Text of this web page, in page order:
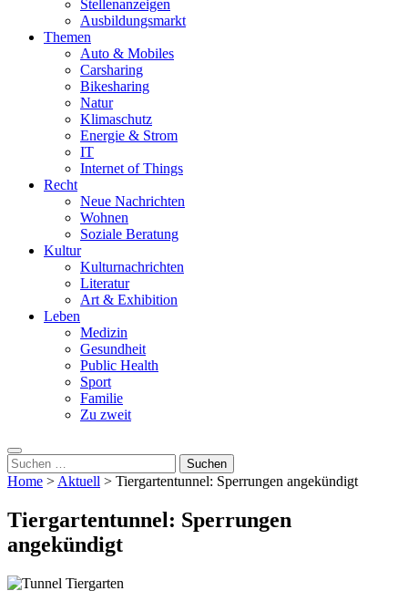
Stellenanzeigen
Ausbildungsmarkt
Themen
Auto & Mobiles
Carsharing
Bikesharing
Natur
Klimaschutz
Energie & Strom
IT
Internet of Things
Recht
Neue Nachrichten
Wohnen
Soziale Beratung
Kultur
Kulturnachrichten
Literatur
Art & Exhibition
Leben
Medizin
Gesundheit
Public Health
Sport
Familie
Zu zweit
Suchen
nach:
Home >Aktuell > Tiergartentunnel: Sperrungen angekündigt
Tiergartentunnel: Sperrungen
angekündigt